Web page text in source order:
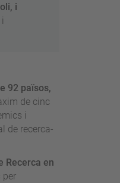
i
92 països,
de cinc
i
de recerca-
Recerca en
per